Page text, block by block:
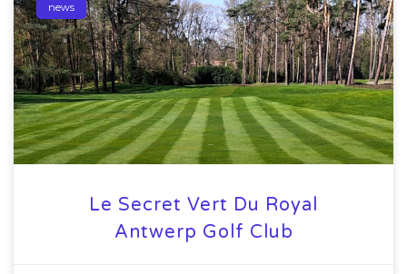
news
Le Secret Vert Du Royal
Antwerp Golf Club